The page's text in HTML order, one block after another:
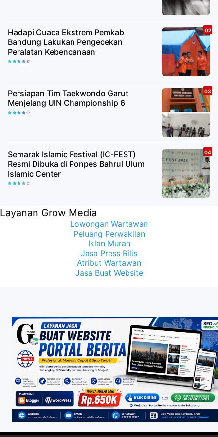
Hadapi Cuaca Ekstrem Pemkab
Bandung Lakukan Pengecekan
Peralatan Kebencanaan
Persiapan Tim Taekwondo Garut
Menjelang UIN Championship 6
Semarak Islamic Festival (IC-FEST)
Resmi Dibuka di Ponpes Bahrul Ulum
Islamic Center
Layanan Grow Media
Lowongan Wartawan
Peluang Perwakilan
Iklan Murah
Jasa Press Rilis
Atribut Wartawan
Jasa Buat Website